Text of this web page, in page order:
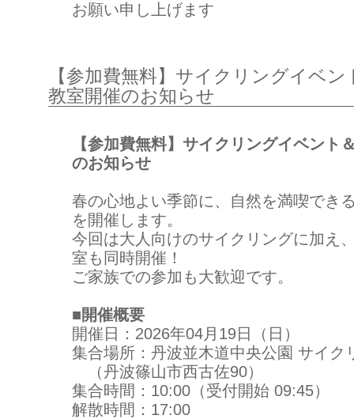
お願い申し上げます
【参加費無料】サイクリングイベ
教室開催のお知らせ
【参加費無料】サイクリングイベント
のお知らせ
春の心地よい季節に、自然を満喫でき
を開催します。
今回は大人向けのサイクリングに加え
室も同時開催！
ご家族での参加も大歓迎です。
■開催概要
開催日：2026年04月19日（日）
集合場所：丹波並木道中央公園 サイク
（丹波篠山市西古佐90）
集合時間：10:00（受付開始 09:45）
解散時間：17:00